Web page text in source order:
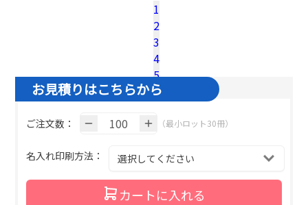
1
2
3
4
5
6
税込100冊参考単価：
名入れ基本色１色の場合の単価です。
お見積りはこちらから
ご注文数： （最小ロット30冊）
名入れ印刷方法：
カートに入れる